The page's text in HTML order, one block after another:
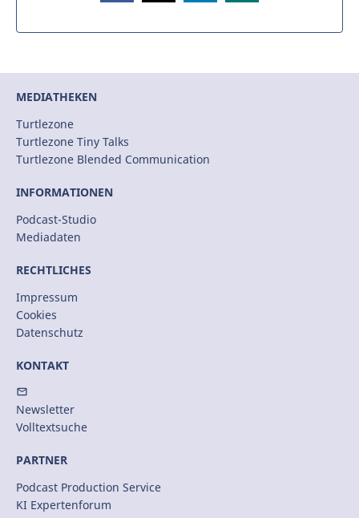
MEDIATHEKEN
Turtlezone
Turtlezone Tiny Talks
Turtlezone Blended Communication
INFORMATIONEN
Podcast-Studio
Mediadaten
RECHTLICHES
Impressum
Cookies
Datenschutz
KONTAKT
Newsletter
Volltextsuche
PARTNER
Podcast Production Service
KI Expertenforum